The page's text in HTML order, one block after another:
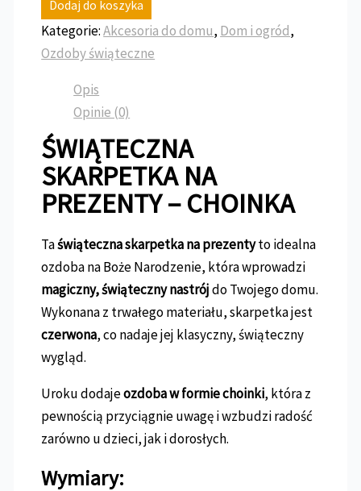
Dodaj do koszyka
Kategorie:Akcesoria do domu, Dom i ogród,
Ozdoby świąteczne
Opis
Opinie (0)
ŚWIĄTECZNA
SKARPETKA NA
PREZENTY – CHOINKA
Taświąteczna skarpetka na prezentyto idealna
ozdoba na Boże Narodzenie, która wprowadzi
magiczny, świąteczny nastrójdo Twojego domu.
Wykonana z trwałego materiału, skarpetka jest
czerwona, co nadaje jej klasyczny, świąteczny
wygląd.
Uroku dodajeozdoba w formie choinki, która z
pewnością przyciągnie uwagę i wzbudzi radość
zarówno u dzieci, jak i dorosłych.
Wymiary: